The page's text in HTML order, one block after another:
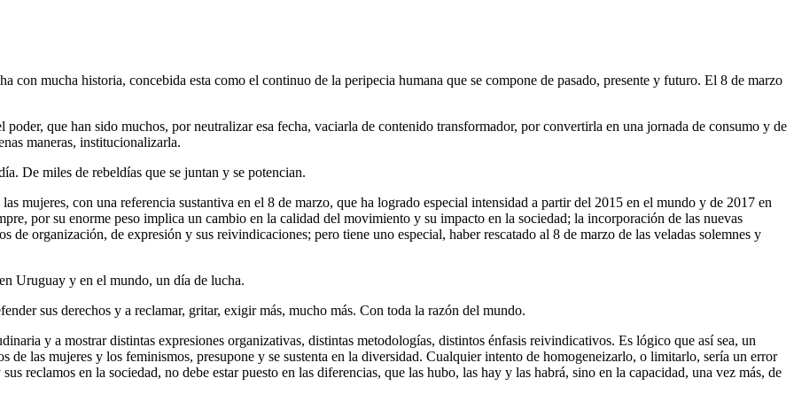
con mucha historia, concebida esta como el continuo de la peripecia humana que se compone de pasado, presente y futuro. El 8 de marzo
que han sido muchos, por neutralizar esa fecha, vaciarla de contenido transformador, por convertirla en una jornada de consumo y de
maneras, institucionalizarla.
De miles de rebeldías que se juntan y se potencian.
mujeres, con una referencia sustantiva en el 8 de marzo, que ha logrado especial intensidad a partir del 2015 en el mundo y de 2017 en
por su enorme peso implica un cambio en la calidad del movimiento y su impacto en la sociedad; la incorporación de las nuevas
de organización, de expresión y sus reivindicaciones; pero tiene uno especial, haber rescatado al 8 de marzo de las veladas solemnes y
Uruguay y en el mundo, un día de lucha.
sus derechos y a reclamar, gritar, exigir más, mucho más. Con toda la razón del mundo.
y a mostrar distintas expresiones organizativas, distintas metodologías, distintos énfasis reivindicativos. Es lógico que así sea, un
las mujeres y los feminismos, presupone y se sustenta en la diversidad. Cualquier intento de homogeneizarlo, o limitarlo, sería un error
reclamos en la sociedad, no debe estar puesto en las diferencias, que las hubo, las hay y las habrá, sino en la capacidad, una vez más, de